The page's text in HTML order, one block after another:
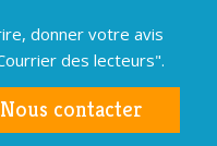
donner votre avis
des lecteurs".
Nous contacter